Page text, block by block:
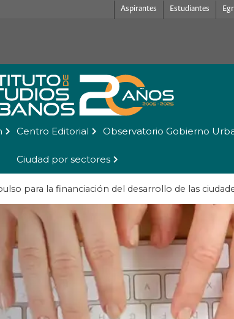
Aspirantes Estudiantes
Centro Editorial Observatorio Gobierno
Ciudad por sectores
para la financiación del desarrollo de las